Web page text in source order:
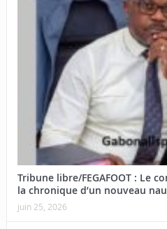
Tribune libre/FEGAFOOT : Le
la chronique d’un nouveau
juin 25, 2026